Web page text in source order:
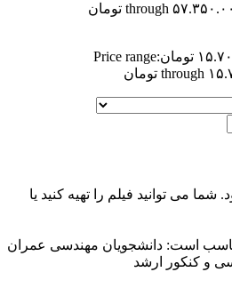
تومانPrice range:
شما می توانید فیلم را تهیه کنید یا
است: دانشجویان مهندسی عمران
و کنکور ارشد